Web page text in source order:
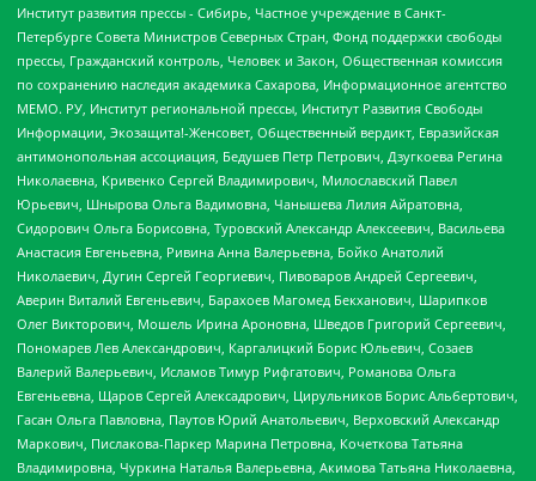
Институт развития прессы - Сибирь, Частное учреждение в Санкт-
Петербурге Совета Министров Северных Стран, Фонд поддержки свободы
прессы, Гражданский контроль, Человек и Закон, Общественная комиссия
по сохранению наследия академика Сахарова, Информационное агентство
МЕМО. РУ, Институт региональной прессы, Институт Развития Свободы
Информации, Экозащита!-Женсовет, Общественный вердикт, Евразийская
антимонопольная ассоциация, Бедушев Петр Петрович, Дзугкоева Регина
Николаевна, Кривенко Сергей Владимирович, Милославский Павел
Юрьевич, Шнырова Ольга Вадимовна, Чанышева Лилия Айратовна,
Сидорович Ольга Борисовна, Туровский Александр Алексеевич, Васильева
Анастасия Евгеньевна, Ривина Анна Валерьевна, Бойко Анатолий
Николаевич, Дугин Сергей Георгиевич, Пивоваров Андрей Сергеевич,
Аверин Виталий Евгеньевич, Барахоев Магомед Бекханович, Шарипков
Олег Викторович, Мошель Ирина Ароновна, Шведов Григорий Сергеевич,
Пономарев Лев Александрович, Каргалицкий Борис Юльевич, Созаев
Валерий Валерьевич, Исламов Тимур Рифгатович, Романова Ольга
Евгеньевна, Щаров Сергей Алексадрович, Цирульников Борис Альбертович,
Гасан Ольга Павловна, Паутов Юрий Анатольевич, Верховский Александр
Маркович, Пислакова-Паркер Марина Петровна, Кочеткова Татьяна
Владимировна, Чуркина Наталья Валерьевна, Акимова Татьяна Николаевна,